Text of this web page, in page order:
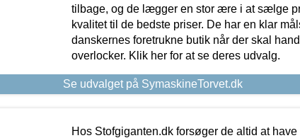
tilbage, og de lægger en stor ære i at sælge
kvalitet til de bedste priser. De har en klar
danskernes foretrukne butik når der skal
overlocker. Klik her for at se deres udvalg.
Se udvalget på SymaskineTorvet.dk
Hos Stofgiganten.dk forsøger de altid at